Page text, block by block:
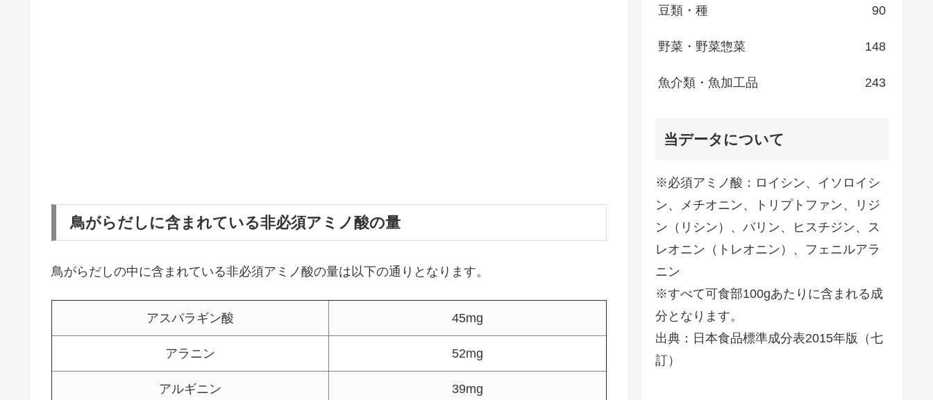
鳥がらだしに含まれている非必須アミノ酸の量
鳥がらだしの中に含まれている非必須アミノ酸の量は以下の通りとなります。
アスパラギン酸 45mg
アラニン 52mg
アルギニン 39mg
豆類・種 90
野菜・野菜惣菜 148
魚介類・魚加工品 243
当データについて
※必須アミノ酸：ロイシン、イソロイシ
ン、メチオニン、トリプトファン、リジ
ン（リシン）、バリン、ヒスチジン、ス
レオニン（トレオニン）、フェニルアラ
ニン
※すべて可食部100gあたりに含まれる成
分となります。
出典：日本食品標準成分表2015年版（七
訂）